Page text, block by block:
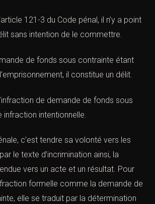
article 121-3 du Code pénal , il n’y a point
sans intention de le commettre.
de fonds sous contrainte étant
il constitue un délit.
de demande de fonds sous
intentionnelle.
c’est tendre sa volonté vers les
le texte d’incrimination ainsi, la
vers un acte et un résultat. Pour
formelle comme la demande de
elle se traduit par la détermination